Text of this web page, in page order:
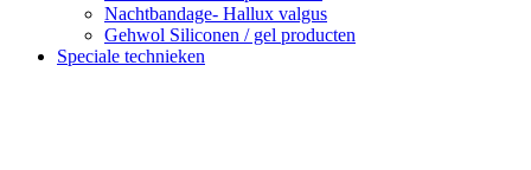
Nachtbandage- Hallux valgus
Gehwol Siliconen / gel producten
Speciale technieken